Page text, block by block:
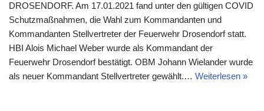
DROSENDORF. Am 17.01.2021 fand unter den gültigen COVID
Schutzmaßnahmen, die Wahl zum Kommandanten und
Kommandanten Stellvertreter der Feuerwehr Drosendorf statt.
HBI Alois Michael Weber wurde als Kommandant der
Feuerwehr Drosendorf bestätigt. OBM Johann Wielander wurde
als neuer Kommandant Stellvertreter gewählt.… Weiterlesen »